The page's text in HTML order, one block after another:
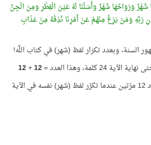
شَهْرٌ وَرَوَاحُهَا شَهْرٌ وَأَسَلْنَا لَهُ عَيْنَ الْقِطْرِ وَمِنَ الْجِنِّ
رَبِّهِ وَمَنْ يَزِغْ مِنْهُمْ عَنْ أَمْرِنَا نُذِقْهُ مِنْ عَذَابِ
كلمة، وهذا العدد =
12
+
12
لاحظوا كيف تكرّر العدد 12 مرّتين عندما تكرّر لفظ (شهر) نفسه في الآية